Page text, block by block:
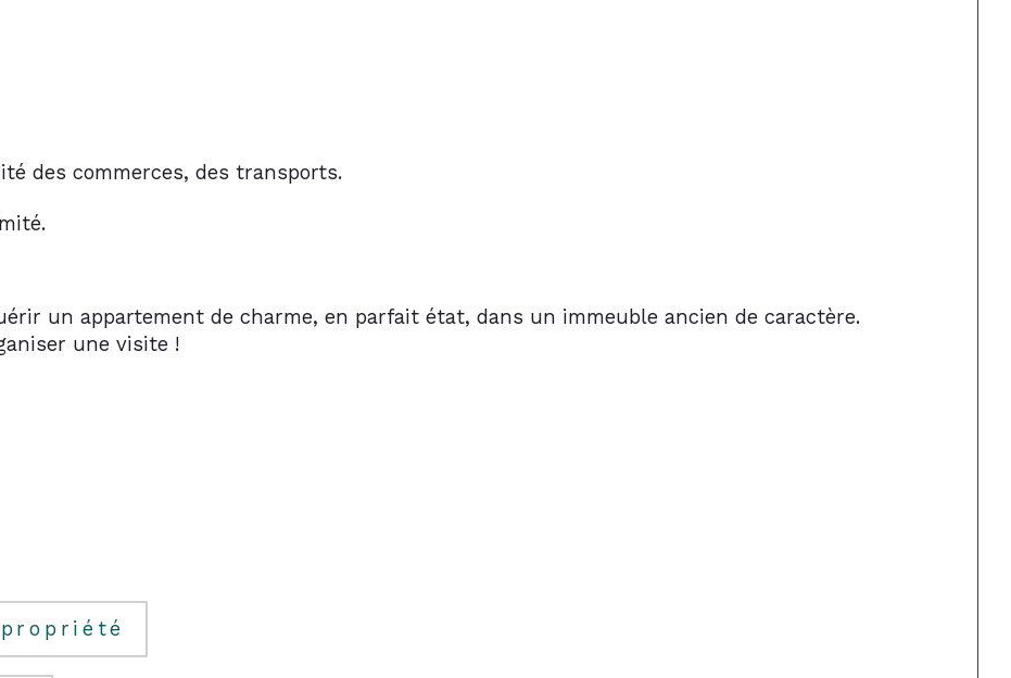
des commerces, des transports.
un appartement de charme, en parfait état, dans un immeuble ancien de caractère.
une visite !